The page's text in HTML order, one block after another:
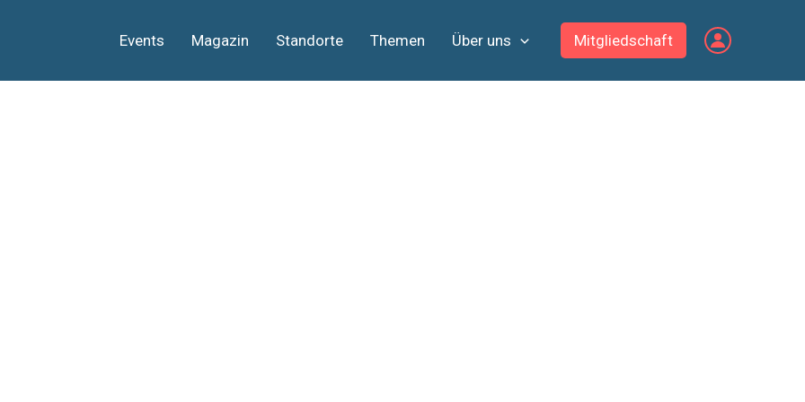
Events Magazin Standorte Themen Über uns Mitgliedschaft